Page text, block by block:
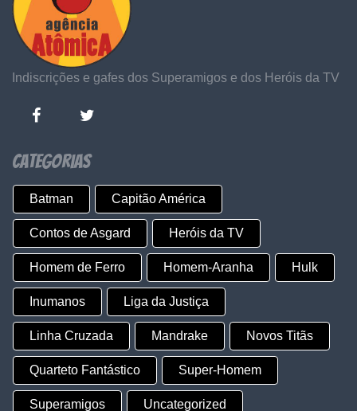
Indiscrições e gafes dos Superamigos e dos Heróis da TV
Categorias
Batman Capitão América
Contos de Asgard Heróis da TV
Homem de Ferro Homem-Aranha Hulk
Inumanos Liga da Justiça
Linha Cruzada Mandrake Novos Titãs
Quarteto Fantástico Super-Homem
Superamigos Uncategorized